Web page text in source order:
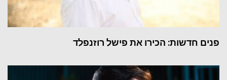
פנים חדשות: הכירו את פישל רוזנפלד